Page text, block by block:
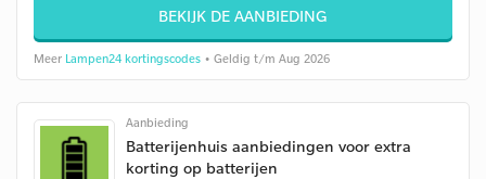
BEKIJK DE AANBIEDING
Meer Lampen24 kortingscodes • Geldig t/m Aug 2026
Aanbieding
Batterijenhuis aanbiedingen voor extra
korting op batterijen